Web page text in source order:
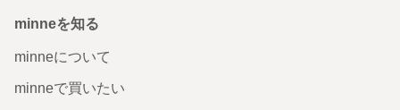
minneを知る
minneについて
minneで買いたい